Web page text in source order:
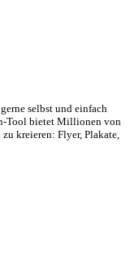
selbst und einfach
Tool bietet Millionen von
kreieren: Flyer, Plakate,